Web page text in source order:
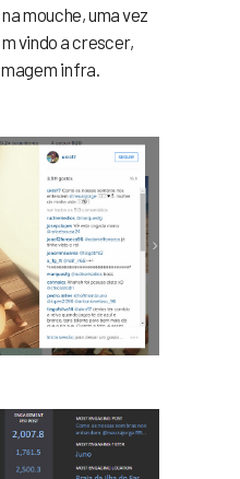
mouche, uma vez
vindo a crescer,
infra.